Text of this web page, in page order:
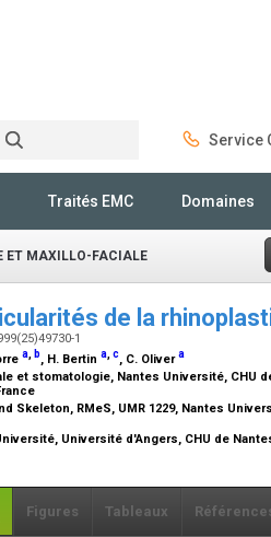
Service
Traités EMC Domaines
ET MAXILLO-FACIALE
de la
1
a, b, H. Bertin a,c, C. Olivera
et stomatologie, Nantes Université, CHU
Skeleton, RMeS, UMR 1229, Nantes
Université d'Angers, CHU de
Figures Tableaux